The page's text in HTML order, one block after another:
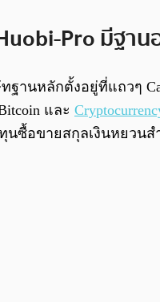
Pro มีฐา
ทฐานหลักตั้งอยู่ที่แถวๆ
และ
ซื้อขายสกุลเงินหยวนสำ